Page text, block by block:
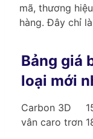
mã, thương
hàng. Đây chỉ
Bảng giá
loại mới
Carbon 3D
vân caro trơn